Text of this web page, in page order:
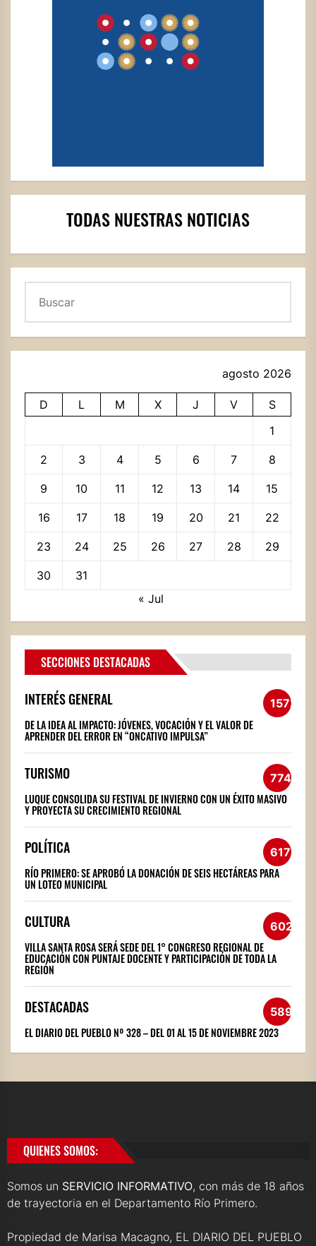
TODAS NUESTRAS NOTICIAS
agosto 2026
D L M X J V
S
1
2 3 4 5 6 7 8
9 10 11 12 13 14 15
16 17 18 19 20 21 22
23 24 25 26 27 28 29
30
31
« Jul
SECCIONES DESTACADAS
INTERÉS GENERAL 1572
DE LA IDEA AL IMPACTO: JÓVENES, VOCACIÓN Y EL VALOR DE
APRENDER DEL ERROR EN “ONCATIVO IMPULSA”
TURISMO 774
LUQUE CONSOLIDA SU FESTIVAL DE INVIERNO CON UN ÉXITO MASIVO
Y PROYECTA SU CRECIMIENTO REGIONAL
POLÍTICA 617
RÍO PRIMERO: SE APROBÓ LA DONACIÓN DE SEIS HECTÁREAS PARA
UN LOTEO MUNICIPAL
CULTURA 602
VILLA SANTA ROSA SERÁ SEDE DEL 1° CONGRESO REGIONAL DE
EDUCACIÓN CON PUNTAJE DOCENTE Y PARTICIPACIÓN DE TODA LA
REGIÓN
DESTACADAS 589
EL DIARIO DEL PUEBLO Nº 328 – DEL 01 AL 15 DE NOVIEMBRE 2023
QUIENES SOMOS:
Somos un SERVICIO INFORMATIVO, con más de 18 años
de trayectoria en el Departamento Río Primero.
Propiedad de Marisa Macagno, EL DIARIO DEL PUEBLO